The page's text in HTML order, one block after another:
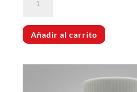
cantidad
Añadir al carrito